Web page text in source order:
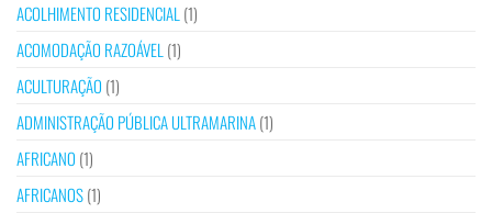
ACOLHIMENTO RESIDENCIAL (1)
ACOMODAÇÃO RAZOÁVEL (1)
ACULTURAÇÃO (1)
ADMINISTRAÇÃO PÚBLICA ULTRAMARINA(1)
AFRICANO (1)
AFRICANOS(1)